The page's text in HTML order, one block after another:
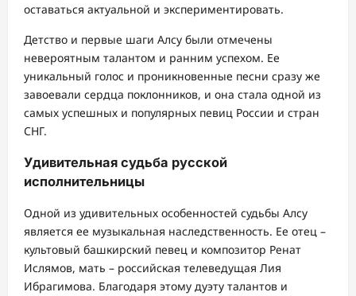
оставаться актуальной и экспериментировать.
Детство и первые шаги Алсу были отмечены
невероятным талантом и ранним успехом. Ее
уникальный голос и проникновенные песни сразу же
завоевали сердца поклонников, и она стала одной из
самых успешных и популярных певиц России и стран
СНГ.
Удивительная судьба русской
исполнительницы
Одной из удивительных особенностей судьбы Алсу
является ее музыкальная наследственность. Ее отец –
культовый башкирский певец и композитор Ренат
Ислямов, мать – российская телеведущая Лия
Ибрагимова. Благодаря этому дуэту талантов и